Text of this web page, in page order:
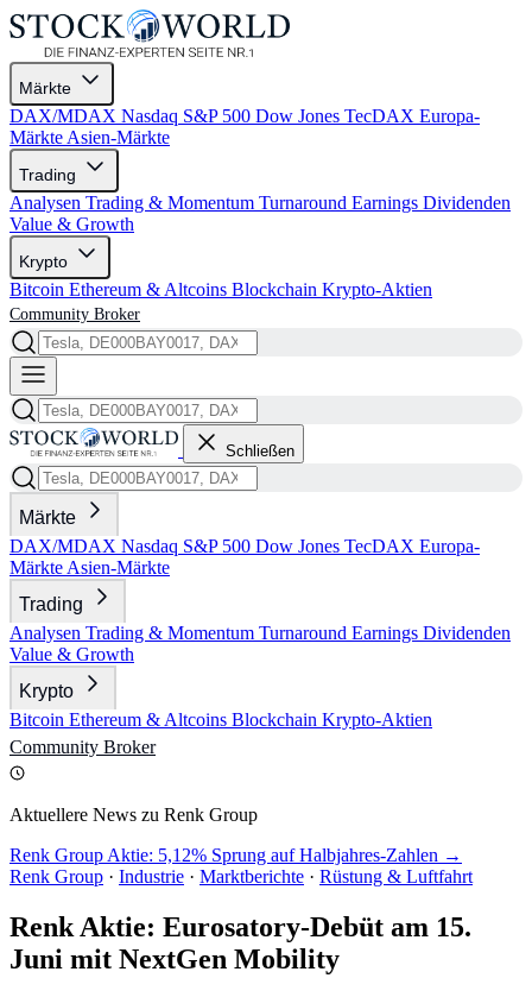
Märkte
DAX/MDAX Nasdaq S&P 500 Dow Jones TecDAX Europa-
Märkte Asien-Märkte
Trading
Analysen Trading & Momentum Turnaround Earnings Dividenden
Value & Growth
Krypto
Bitcoin Ethereum & Altcoins Blockchain Krypto-Aktien
Community Broker
Schließen
Märkte
DAX/MDAX Nasdaq S&P 500 Dow Jones TecDAX Europa-
Märkte Asien-Märkte
Trading
Analysen Trading & Momentum Turnaround Earnings Dividenden
Value & Growth
Krypto
Bitcoin Ethereum & Altcoins Blockchain Krypto-Aktien
Community Broker
Aktuellere News zu Renk Group
Renk Group Aktie: 5,12% Sprung auf Halbjahres-Zahlen →
Renk Group · Industrie · Marktberichte · Rüstung & Luftfahrt
Renk Aktie: Eurosatory-Debüt am 15.
Juni mit NextGen Mobility